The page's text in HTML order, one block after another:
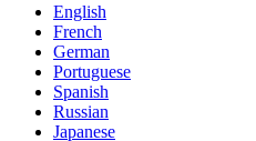
English
French
German
Portuguese
Spanish
Russian
Japanese